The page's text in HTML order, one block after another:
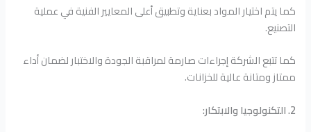
كما يتم اختيار المواد بعناية وتطبيق أعلى المعايير الفنية في عملية
التصنيع.
كما تتبع الشركة إجراءات صارمة لمراقبة الجودة والاختبار لضمان أداء
ممتاز ومتانة عالية للخزانات.
2. التكنولوجيا والابتكار: